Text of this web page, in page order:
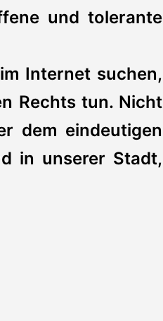
und tolerante
Internet suchen,
Rechts tun. Nicht
dem eindeutigen
in unserer Stadt,